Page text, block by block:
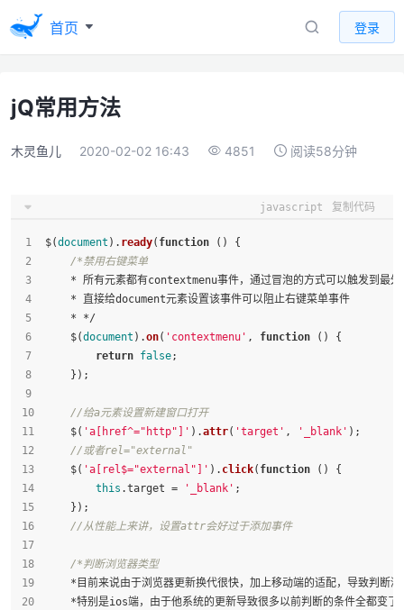
首页 登录
jQ常用方法
木灵鱼儿 2020-02-02 16:43 4851 阅读58分钟
javascript 复制代码
$(document ). ready( function ( ) {
/*禁用右键菜单
* 所有元素都有contextmenu事件，通过冒泡的方式可以触发到最外
    * 直接给document元素设置该事件可以阻止右键菜单事件
    * */
    $(
document ).on( 'contextmenu' , function ( ) {
return false;
    });
//给a元素设置新建窗口打开
    $(
'a[href^="http"]' ).attr( 'target' , '_blank' );
//或者rel="external"
    $(
'a[rel$="external"]' ). click( function ( ) {
this .target = '_blank' ;
    });
//从性能上来讲，设置attr会好过于添加事件
/*判断浏览器类型
*目前来说由于浏览器更新换代很快，加上移动端的适配，导致判断
*特别是ios端，由于他系统的更新导致很多以前判断的条件全都变了